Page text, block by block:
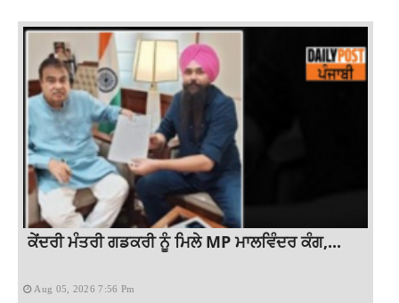
ਕੇਂਦਰੀ ਮੰਤਰੀ ਗਡਕਰੀ ਨੂੰ ਮਿਲੇ MP ਮਾਲਵਿੰਦਰ ਕੰਗ,...
Aug 05, 2026 7:56 Pm